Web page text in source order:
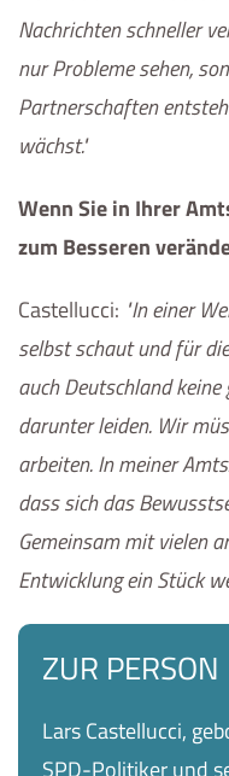
Nachrichten schneller
nur Probleme sehen,
Partnerschaften
wächst.
Wenn Sie in Ihrer
zum Besseren
Castellucci: In einer
selbst schaut und für
auch Deutschland
darunter leiden. Wir
arbeiten. In meiner
dass sich das
Gemeinsam mit vielen
Entwicklung ein Stück
ZUR PERSON
LarsCastellucci,
SPD-Politiker und